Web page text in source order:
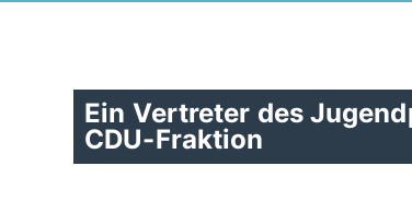
Ein Vertreter des
CDU-Fraktion